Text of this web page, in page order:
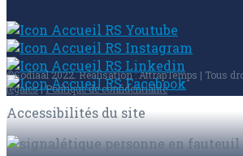
©Sodiaal 2022. Réalisation : AttrapTemps | Tous
légales|Politique de confidentialité
Accessibilités du site